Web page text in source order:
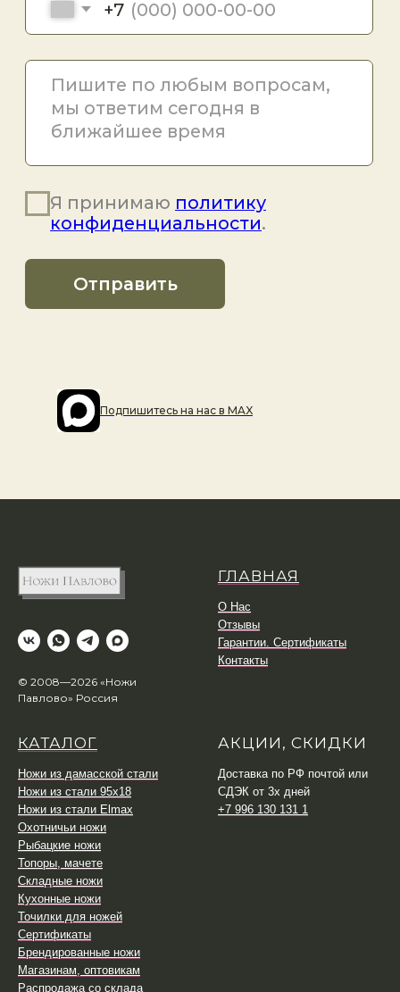
Подпишитесь на наc в MAX
© 2008—2026 «Ножи
Павлово» Россия
ГЛАВНАЯ
О Нас
Отзывы
Гарантии. Сертификаты
Контакты
КАТАЛОГ
Ножи из дамасской стали
Ножи из стали 95х18
Ножи из стали Elmax
Охотничьи ножи
Рыбацкие ножи
Топоры, мачете
Складные ножи
Кухонные ножи
Точилки для ножей
Сертификаты
Брендированные ножи
Магазинам, оптовикам
Распродажа со склада
АКЦИИ, СКИДКИ
Доставка по РФ почтой или
СДЭК от 3х дней
+7 996 130 131 1